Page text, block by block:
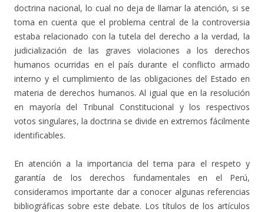
doctrina nacional, lo cual no deja de llamar la atención, si se
toma en cuenta que el problema central de la controversia
estaba relacionado con la tutela del derecho a la verdad, la
judicialización de las graves violaciones a los derechos
humanos ocurridas en el país durante el conflicto armado
interno y el cumplimiento de las obligaciones del Estado en
materia de derechos humanos. Al igual que en la resolución
en mayoría del Tribunal Constitucional y los respectivos
votos singulares, la doctrina se divide en extremos fácilmente
identificables.
En atención a la importancia del tema para el respeto y
garantía de los derechos fundamentales en el Perú,
consideramos importante dar a conocer algunas referencias
bibliográficas sobre este debate. Los títulos de los artículos